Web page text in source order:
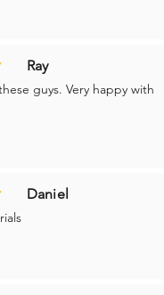
er 5 av 5
Ray
guys. Very happy with
er 5 av 5
Daniel